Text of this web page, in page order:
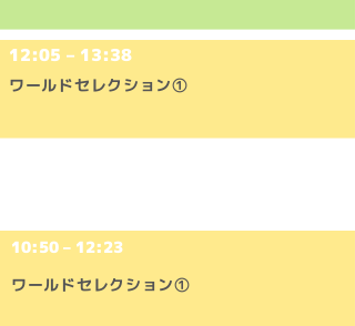
12:05 – 13:38
ワールドセレクション①
10:50 – 12:23
ワールドセレクション①